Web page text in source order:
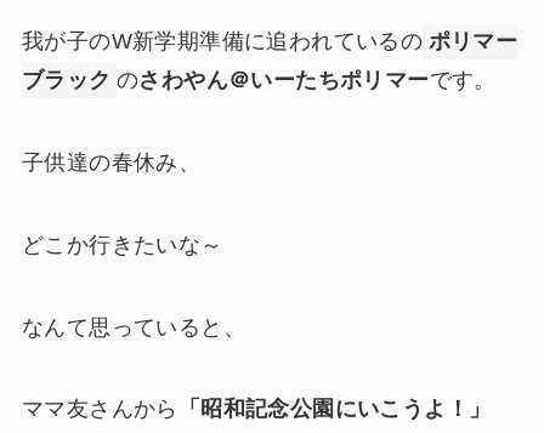
我が子のW新学期準備に追われているの ポリマー
ブラック のさわやん＠いーたちポリマーです。
子供達の春休み、
どこか行きたいな～
なんて思っていると、
ママ友さんから 「昭和記念公園にいこうよ！」